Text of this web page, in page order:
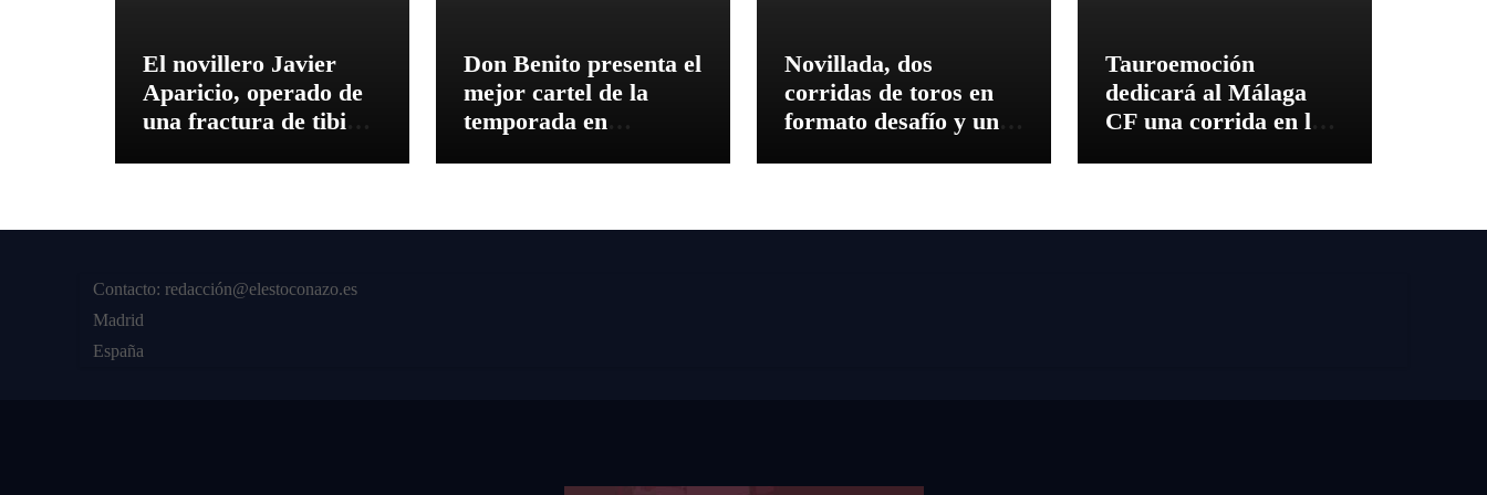
El novillero Javier
Aparicio, operado de
una fractura de tibia y
Don Benito presenta el
mejor cartel de la
temporada en
Novillada, dos
corridas de toros en
formato desafío y una
Tauroemoción
dedicará al Málaga
CF una corrida en la
Contacto: redacción@elestoconazo.es
Madrid
España